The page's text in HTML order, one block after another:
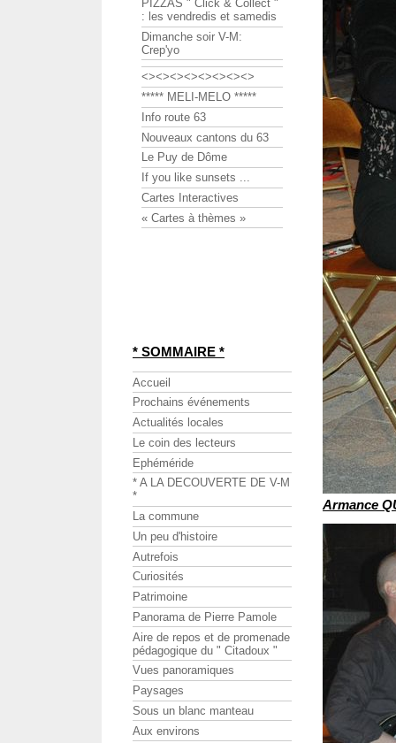
Armance
PIZZAS " Click & Collect "
: les vendredis et samedis
Dimanche soir V-M:
Crep'yo
<><><><><><><><>
***** MELI-MELO *****
Info route 63
Nouveaux cantons du 63
Le Puy de Dôme
If you like sunsets ...
Cartes Interactives
« Cartes à thèmes »
* SOMMAIRE *
Accueil
Prochains événements
Actualités locales
Le coin des lecteurs
Ephéméride
* A LA DECOUVERTE DE V-M
*
La commune
Un peu d'histoire
Autrefois
Curiosités
Patrimoine
Panorama de Pierre Pamole
Aire de repos et de promenade
pédagogique du " Citadoux "
Vues panoramiques
Paysages
Sous un blanc manteau
Aux environs